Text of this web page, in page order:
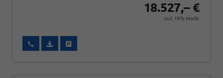
18.527,– €
incl. 19% MwSt.
Wir rufen Sie anFahrzeugexposé (PDF)